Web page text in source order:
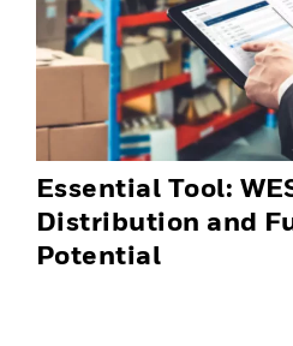
Essential Tool:
Distribution and
Potential